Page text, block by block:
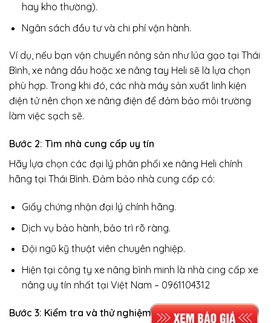
hay kho thường).
Ngân sách đầu tư và chi phí vận hành.
Ví dụ, nếu bạn vận chuyển nông sản như lúa gạo tại Thái
Bình, xe nâng dầu hoặc xe nâng tay Heli sẽ là lựa chọn
phù hợp. Trong khi đó, các nhà máy sản xuất linh kiện
điện tử nên chọn xe nâng điện để đảm bảo môi trường
làm việc sạch sẽ.
Bước 2: Tìm nhà cung cấp uy tín
Hãy lựa chọn các đại lý phân phối xe nâng Heli chính
hãng tại Thái Bình. Đảm bảo nhà cung cấp có:
Giấy chứng nhận đại lý chính hãng.
Dịch vụ bảo hành, bảo trì rõ ràng.
Đội ngũ kỹ thuật viên chuyên nghiệp.
Hiện tại công ty xe nâng bình minh là nhà cing cấp xe
nâng uy tín nhất tại Việt Nam – 0961104312
Bước 3: Kiểm tra và thử nghiệm xe nâng